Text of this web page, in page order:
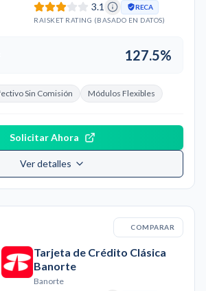
3.1
RECA
RAISKET RATING (BASADO EN DATOS)
127.5%
Sin Comisión Módulos Flexibles
Solicitar Ahora
Ver detalles
COMPARAR
Tarjeta de Crédito Clásica
Banorte
Banorte